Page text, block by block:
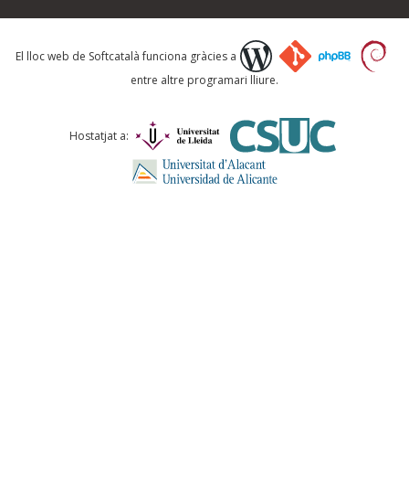
Què proposeu?
Comentari *
El lloc web de Softcatalà funciona gràcies a
entre altre programari lliure.
Hostatjat a: